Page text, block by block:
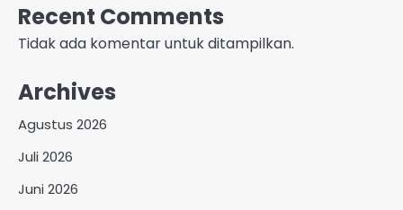
Recent Comments
Tidak ada komentar untuk ditampilkan.
Archives
Agustus 2026
Juli 2026
Juni 2026